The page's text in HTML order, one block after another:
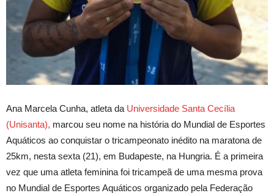
Ana Marcela Cunha, atleta da Universidade Santa Cecília
(Unisanta), marcou seu nome na história do Mundial de Esportes
Aquáticos ao conquistar o tricampeonato inédito na maratona de
25km, nesta sexta (21), em Budapeste, na Hungria. É a primeira
vez que uma atleta feminina foi tricampeã de uma mesma prova
no Mundial de Esportes Aquáticos organizado pela Federação